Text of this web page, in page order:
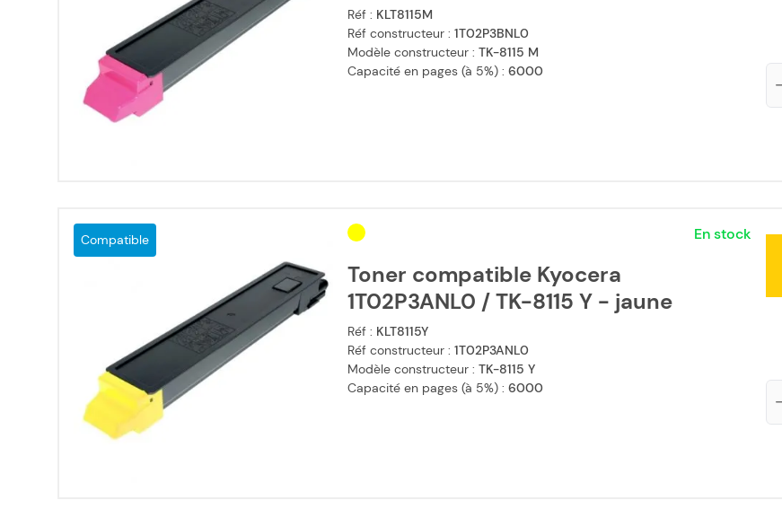
Réf : KLT8115M
Réf constructeur : 1T02P3BNL0
Modèle constructeur : TK-8115 M
Capacité en pages (à 5%) : 6000
Compatible En stock
Toner compatible Kyocera
1T02P3ANL0 / TK-8115 Y - jaune
Réf : KLT8115Y
Réf constructeur : 1T02P3ANL0
Modèle constructeur : TK-8115 Y
Capacité en pages (à 5%) : 6000